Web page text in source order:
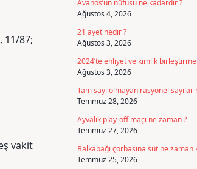
11/87;
vakit
Avanos’un nüfusu ne kadardır ?
Ağustos 4, 2026
21 ayet nedir ?
Ağustos 3, 2026
2024’te ehliyet ve kimlik
Ağustos 3, 2026
Tam sayı olmayan rasyonel sayılar
Temmuz 28, 2026
Ayvalık play-off maçı ne zaman ?
Temmuz 27, 2026
Balkabağı çorbasına süt ne zaman
Temmuz 25, 2026